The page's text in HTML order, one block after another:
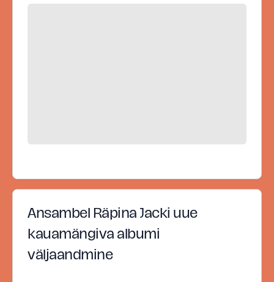
Ansambel Räpina Jacki uue
kauamängiva albumi
väljaandmine